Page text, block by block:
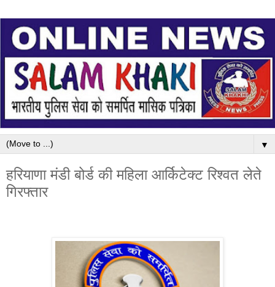
▼
हरियाणा मंडी बोर्ड की महिला आर्किटेक्ट रिश्वत लेते
गिरफ्तार